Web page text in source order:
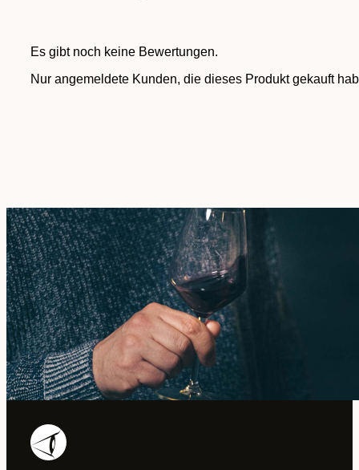
Es gibt noch keine Bewertungen.
Nur angemeldete Kunden, die dieses Produkt gekauft